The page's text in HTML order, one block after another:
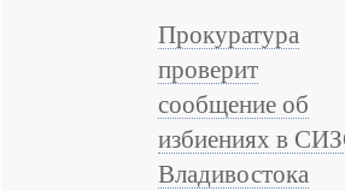
Прокуратура
проверит
сообщение об
избиениях в
Владивостока